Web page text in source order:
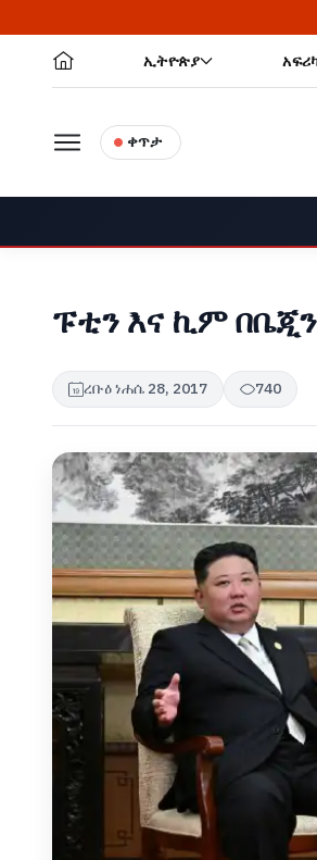
ኢትዮጵያ
ቀጥታ
ፑቲን እና ኪም
ረቡዕ ነሐሴ 28, 2017 740